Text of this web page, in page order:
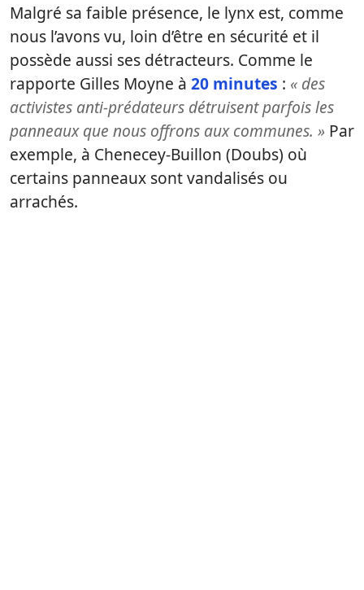
Malgré sa faible présence, le lynx est, comme
nous l’avons vu, loin d’être en sécurité et il
possède aussi ses détracteurs. Comme le
rapporte Gilles Moyne à 20 minutes : « des
activistes anti-prédateurs détruisent parfois les
panneaux que nous offrons aux communes. » Par
exemple, à Chenecey-Buillon (Doubs) où
certains panneaux sont vandalisés ou
arrachés.